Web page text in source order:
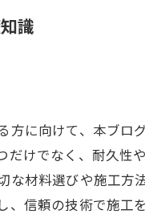
識
方に向けて、本ブ
だけでなく、耐久
な材料選びや施工
、信頼の技術で施